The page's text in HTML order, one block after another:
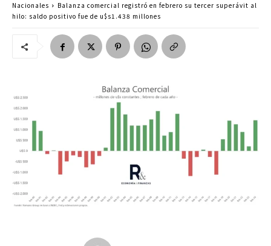
Nacionales
Balanza comercial registró en febrero su tercer superávit al
hilo: saldo positivo fue de u$s1.438 millones